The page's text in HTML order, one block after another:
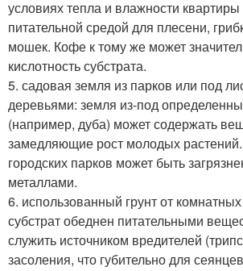
условиях тепла и влажности квартиры
питательной средой для плесени,
мошек. Кофе к тому же может
кислотность субстрата.
5. садовая земля из парков или под
деревьями: земля из-под
(например, дуба) может содержать
замедляющие рост молодых
городских парков может быть
металлами.
6. использованный грунт от
субстрат обеднен питательными
служить источником вредителей
засоления, что губительно для